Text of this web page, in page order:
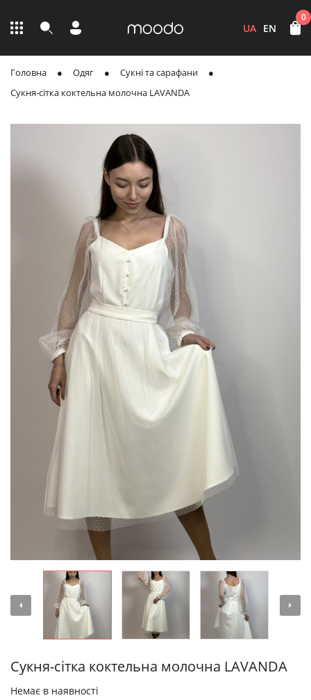
UA EN
0
Головна Одяг
Сукні та сарафани
Сукня-сітка коктельна молочна LAVANDA
Сукня-сітка коктельна молочна LAVANDA
Немає в наявності